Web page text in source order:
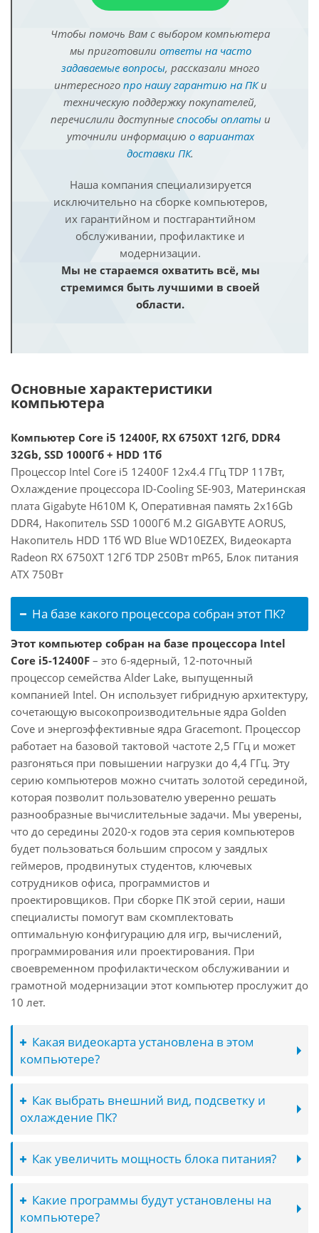
Чтобы помочь Вам с выбором компьютера
мы приготовили ответы на часто
задаваемые вопросы, рассказали много
интересного про нашу гарантию на ПКи
техническую поддержку покупателей,
перечислили доступные способы оплатыи
уточнили информацию о вариантах
доставки ПК.
Наша компания специализируется
исключительно на сборке компьютеров,
их гарантийном и постгарантийном
обслуживании, профилактике и
модернизации.
Мы не стараемся охватить всё, мы
стремимся быть лучшими в своей
области.
Основные характеристики
компьютера
Компьютер Core i5 12400F, RX 6750XT 12Гб, DDR4
32Gb, SSD 1000Гб + HDD 1Тб
Процессор Intel Core i5 12400F 12x4.4 ГГц TDP 117Вт,
Охлаждение процессора ID-Cooling SE-903, Материнская
плата Gigabyte H610M K, Оперативная память 2x16Gb
DDR4, Накопитель SSD 1000Гб M.2 GIGABYTE AORUS,
Накопитель HDD 1Тб WD Blue WD10EZEX, Видеокарта
Radeon RX 6750XT 12Гб TDP 250Вт mP65, Блок питания
ATX 750Вт
На базе какого процессора собран этот ПК?
Этот компьютер собран на базе процессора Intel
Core i5-12400F – это 6-ядерный, 12-поточный
процессор семейства Alder Lake, выпущенный
компанией Intel. Он использует гибридную архитектуру,
сочетающую высокопроизводительные ядра Golden
Cove и энергоэффективные ядра Gracemont. Процессор
работает на базовой тактовой частоте 2,5 ГГц и может
разгоняться при повышении нагрузки до 4,4 ГГц. Эту
серию компьютеров можно считать золотой серединой,
которая позволит пользователю уверенно решать
разнообразные вычислительные задачи. Мы уверены,
что до середины 2020-х годов эта серия компьютеров
будет пользоваться большим спросом у заядлых
геймеров, продвинутых студентов, ключевых
сотрудников офиса, программистов и
проектировщиков. При сборке ПК этой серии, наши
специалисты помогут вам скомплектовать
оптимальную конфигурацию для игр, вычислений,
программирования или проектирования. При
своевременном профилактическом обслуживании и
грамотной модернизации этот компьютер прослужит до
10 лет.
Какая видеокарта установлена в этом
компьютере?
Как выбрать внешний вид, подсветку и
охлаждение ПК?
Как увеличить мощность блока питания?
Какие программы будут установлены на
компьютере?